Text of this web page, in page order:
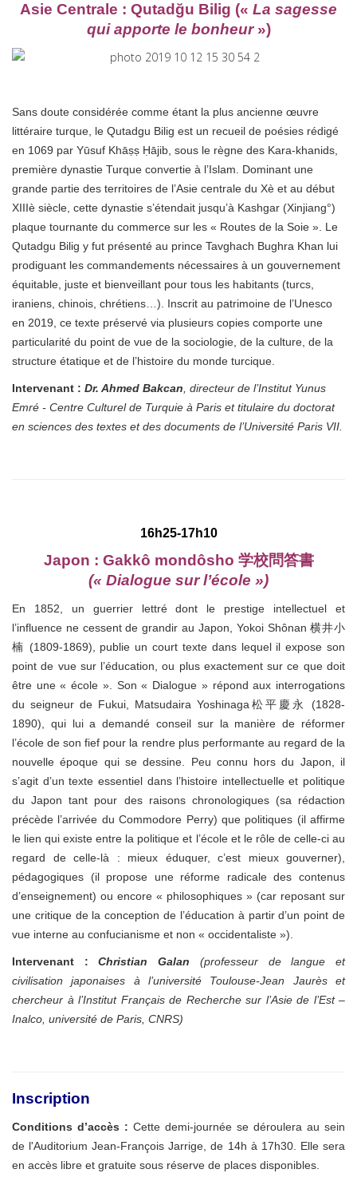
Asie Centrale : Qutadğu Bilig (« La sagesse
qui apporte le bonheur»)
Sans doute considérée comme étant la plus ancienne œuvre
littéraire turque, le Qutadgu Bilig est un recueil de poésies rédigé
en 1069 par Yūsuf Khāṣṣ Ḥājib, sous le règne des Kara-khanids,
première dynastie Turque convertie à l’Islam. Dominant une
grande partie des territoires de l’Asie centrale du Xè et au début
XIIIè siècle, cette dynastie s’étendait jusqu’à Kashgar (Xinjiang°)
plaque tournante du commerce sur les « Routes de la Soie ». Le
Qutadgu Bilig y fut présenté au prince Tavghach Bughra Khan lui
prodiguant les commandements nécessaires à un gouvernement
équitable, juste et bienveillant pour tous les habitants (turcs,
iraniens, chinois, chrétiens…). Inscrit au patrimoine de l’Unesco
en 2019, ce texte préservé via plusieurs copies comporte une
particularité du point de vue de la sociologie, de la culture, de la
structure étatique et de l’histoire du monde turcique.
Intervenant : Dr. Ahmed Bakcan , directeur de l’Institut Yunus
Emré - Centre Culturel de Turquie à Paris et titulaire du doctorat
en sciences des textes et des documents de l’Université Paris VII.
16h25-17h10
Japon : Gakkô mondôsho 学校問答書
(« Dialogue sur l’école »)
En 1852, un guerrier lettré dont le prestige intellectuel et
l’influence ne cessent de grandir au Japon, Yokoi Shônan 横井小
楠 (1809-1869), publie un court texte dans lequel il expose son
point de vue sur l’éducation, ou plus exactement sur ce que doit
être une « école ». Son « Dialogue » répond aux interrogations
du seigneur de Fukui, Matsudaira Yoshinaga松平慶永 (1828-
1890), qui lui a demandé conseil sur la manière de réformer
l’école de son fief pour la rendre plus performante au regard de la
nouvelle époque qui se dessine. Peu connu hors du Japon, il
s’agit d’un texte essentiel dans l’histoire intellectuelle et politique
du Japon tant pour des raisons chronologiques (sa rédaction
précède l’arrivée du Commodore Perry) que politiques (il affirme
le lien qui existe entre la politique et l’école et le rôle de celle-ci au
regard de celle-là : mieux éduquer, c’est mieux gouverner),
pédagogiques (il propose une réforme radicale des contenus
d’enseignement) ou encore « philosophiques » (car reposant sur
une critique de la conception de l’éducation à partir d’un point de
vue interne au confucianisme et non « occidentaliste »).
Intervenant : Christian Galan (professeur de langue et
civilisation japonaises à l’université Toulouse-Jean Jaurès et
chercheur à l’Institut Français de Recherche sur l’Asie de l’Est –
Inalco, université de Paris, CNRS)
Inscription
Conditions d’accès : Cette demi-journée se déroulera au sein
de l'Auditorium Jean-François Jarrige , de 14h à 17h30. Elle sera
en accès libre et gratuite sous réserve de places disponibles.